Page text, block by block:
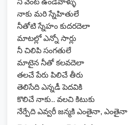
నీ వెంట ఉండేవాళ్ళు
నాకు మరి స్నేహితులే
నీతోటి స్నేహం కుదరదెలా
మాటల్లో ఎన్నో సార్లు
నీ చిలిపి సంగతులే
మాటైన నీతో కలవదెలా
తలచే పేరు పిలిచే తీరు
తెలిసేది ఎన్నడీ పెదవికి
కొలిచే నాకు.. వలచి కిటుకు
నేర్పేది ఎవ్వరీ జన్మకి ఎంతైనా, ఎంతైనా